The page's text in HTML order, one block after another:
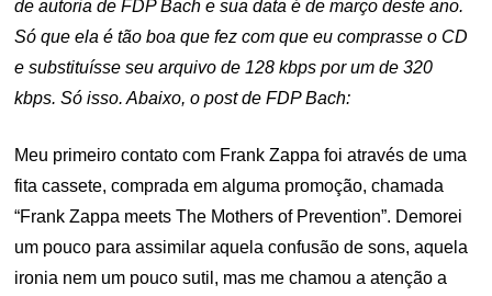
de autoria de FDP Bach e sua data é de março deste ano.
Só que ela é tão boa que fez com que eu comprasse o CD
e substituísse seu arquivo de 128 kbps por um de 320
kbps. Só isso. Abaixo, o post de FDP Bach:
Meu primeiro contato com Frank Zappa foi através de uma
fita cassete, comprada em alguma promoção, chamada
“Frank Zappa meets The Mothers of Prevention”. Demorei
um pouco para assimilar aquela confusão de sons, aquela
ironia nem um pouco sutil, mas me chamou a atenção a